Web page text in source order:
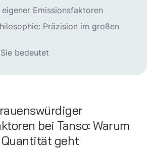
Emissionsfaktoren
Präzision im großen
bedeutet
bei Tanso: Warum
geht